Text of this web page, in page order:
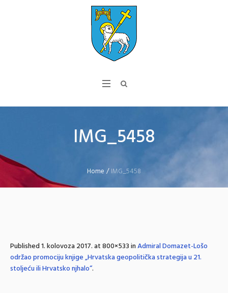
IMG_5458
Home /IMG_5458
Published1. kolovoza 2017.at 800×533 inAdmiral Domazet-Lošo
održao promociju knjige „Hrvatska geopolitička strategija u 21.
stoljeću ili Hrvatsko njhalo“.